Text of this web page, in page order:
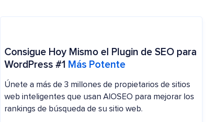
Consigue Hoy Mismo el Plugin de SEO para
WordPress #1 Más Potente
Únete a más de 3 millones de propietarios de sitios
web inteligentes que usan AIOSEO para mejorar los
rankings de búsqueda de su sitio web.